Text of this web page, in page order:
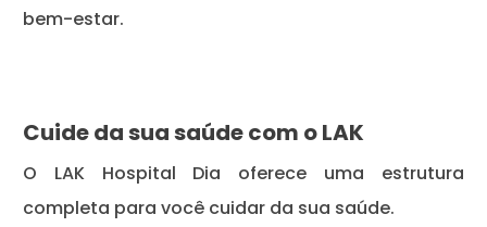
bem-estar.
Cuide da sua saúde com o LAK
O LAK Hospital Dia oferece uma estrutura
completa para você cuidar da sua saúde.